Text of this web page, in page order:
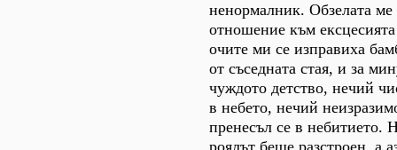
ненормалник. Обзелата
отношение към
очите ми се изправиха
от съседната стая, и за
чуждото детство, нечий
в небето, нечий
пренесъл се в небитието.
роялът беше разстроен, а